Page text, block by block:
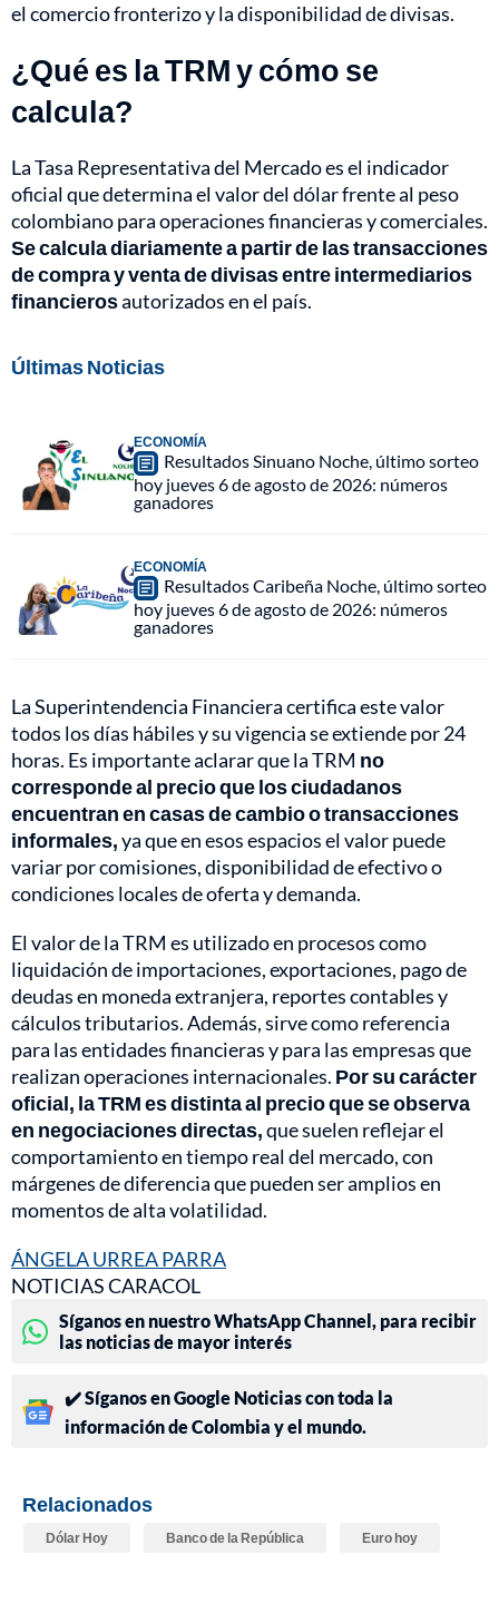
el comercio fronterizo y la disponibilidad de divisas.
¿Qué es la TRM y cómo se
calcula?
La Tasa Representativa del Mercado es el indicador
oficial que determina el valor del dólar frente al peso
colombiano para operaciones financieras y comerciales.
Se calcula diariamente a partir de las transacciones
de compra y venta de divisas entre intermediarios
financierosautorizados en el país.
Últimas Noticias
ECONOMÍA
Resultados Sinuano Noche, último sorteo
hoy jueves 6 de agosto de 2026: números
ganadores
ECONOMÍA
Resultados Caribeña Noche, último sorteo
hoy jueves 6 de agosto de 2026: números
ganadores
La Superintendencia Financiera certifica este valor
todos los días hábiles y su vigencia se extiende por 24
horas. Es importante aclarar que la TRM no
corresponde al precio que los ciudadanos
encuentran en casas de cambio o transacciones
informales,ya que en esos espacios el valor puede
variar por comisiones, disponibilidad de efectivo o
condiciones locales de oferta y demanda.
El valor de la TRM es utilizado en procesos como
liquidación de importaciones, exportaciones, pago de
deudas en moneda extranjera, reportes contables y
cálculos tributarios. Además, sirve como referencia
para las entidades financieras y para las empresas que
realizan operaciones internacionales. Por su carácter
oficial, la TRM es distinta al precio que se observa
en negociaciones directas,que suelen reflejar el
comportamiento en tiempo real del mercado, con
márgenes de diferencia que pueden ser amplios en
momentos de alta volatilidad.
ÁNGELA URREA PARRA
NOTICIAS CARACOL
Síganos en nuestro WhatsApp Channel, para recibir
las noticias de mayor interés
✔️ Síganos en Google Noticias con toda la
información de Colombia y el mundo.
Relacionados
Dólar Hoy Banco de la República Euro hoy